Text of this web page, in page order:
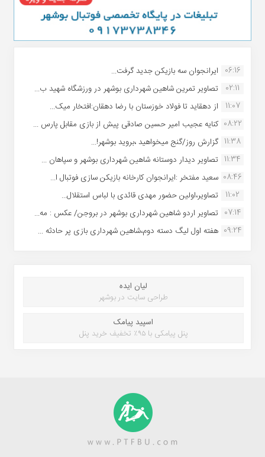
06:16 ایرانجوان سه بازیکن جدید گرفت...
02:11
تصاویر تمرین شاهین شهردارى بوشهر در ورزشگاه شهید ب...
11:07
از دهقاید تا فولاد خوزستان با رضا دهقان:افتخار میک...
08:22 کنایه عجیب امیر حسین صادقی پیش از بازی مقابل پارس ...
11:38 گزارش روز/گنج میخواهید ،بروید بوشهر!...
11:34 تصاویر دیدار دوستانه شاهین شهردارى بوشهر و سپاهان ...
08:46 سعید مفتخر :ایرانجوان کارخانه بازیکن سازی فوتبال ا...
11:02
تصاویر،اولین حضور مهدی قائدی با لباس استقلال...
07:14 تصاویر اردو شاهین شهرداری بوشهر در بروجن/ عکس : مه...
09:24 هفته اول لیگ دسته دوم،شاهین شهرداری بازی پر حادثه ...
لیان ایده
طراحی سایت در بوشهر
اسپید پیامک
پنل پیامکی با ۹۵٪ تخفیف خرید پنل